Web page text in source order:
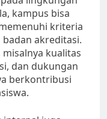
kampus bisa
kriteria
akreditasi.
kualitas
dan dukungan
berkontribusi